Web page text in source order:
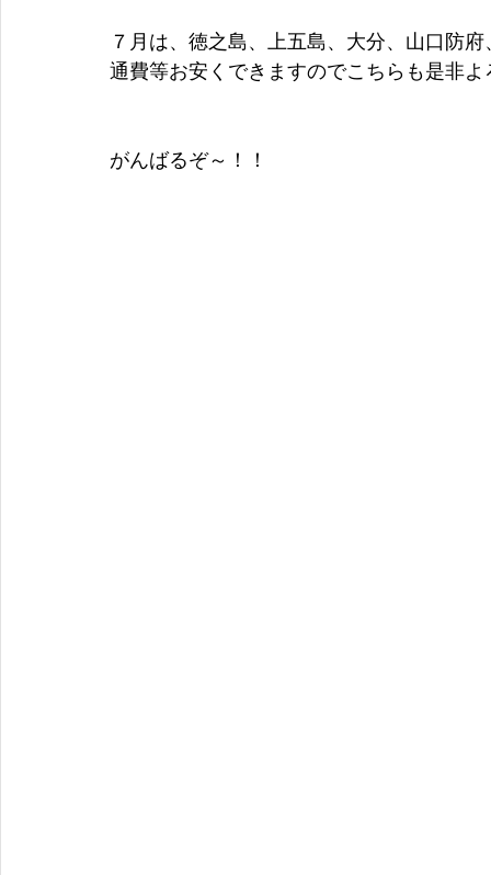
７月は、徳之島、上五島、大分、山口防
通費等お安くできますのでこちらも是非
がんばるぞ～！！